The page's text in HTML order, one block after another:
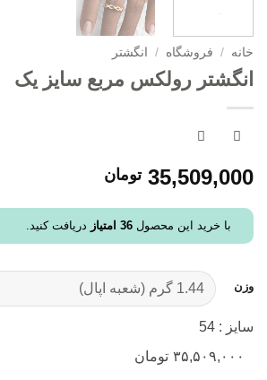
خانه / فروشگاه / انگشتر
انگشتر رولکس مربع سایز یک
35,509,000 تومان
با خرید این محصول 36 امتیاز دریافت کنید.
وزن
سایز : 54
۳۵,۵۰۹,۰۰۰ تومان